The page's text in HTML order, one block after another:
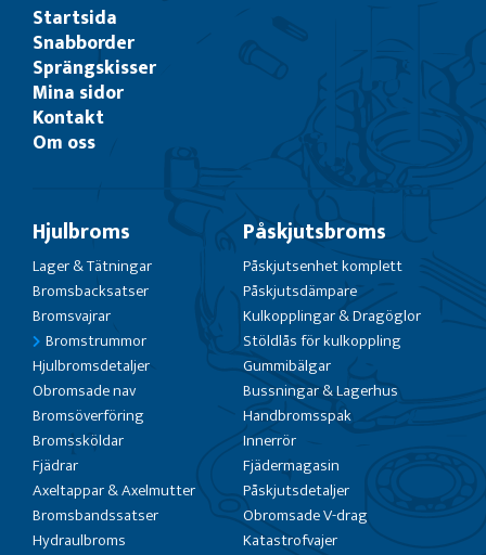
Startsida
Snabborder
Sprängskisser
Mina sidor
Kontakt
Om oss
Hjulbroms
Lager & Tätningar
Bromsbacksatser
Bromsvajrar
Bromstrummor
Hjulbromsdetaljer
Obromsade nav
Bromsöverföring
Bromssköldar
Fjädrar
Axeltappar & Axelmutter
Bromsbandssatser
Hydraulbroms
Påskjutsbroms
Påskjutsenhet komplett
Påskjutsdämpare
Kulkopplingar & Dragöglor
Stöldlås för kulkoppling
Gummibälgar
Bussningar & Lagerhus
Handbromsspak
Innerrör
Fjädermagasin
Påskjutsdetaljer
Obromsade V-drag
Katastrofvajer